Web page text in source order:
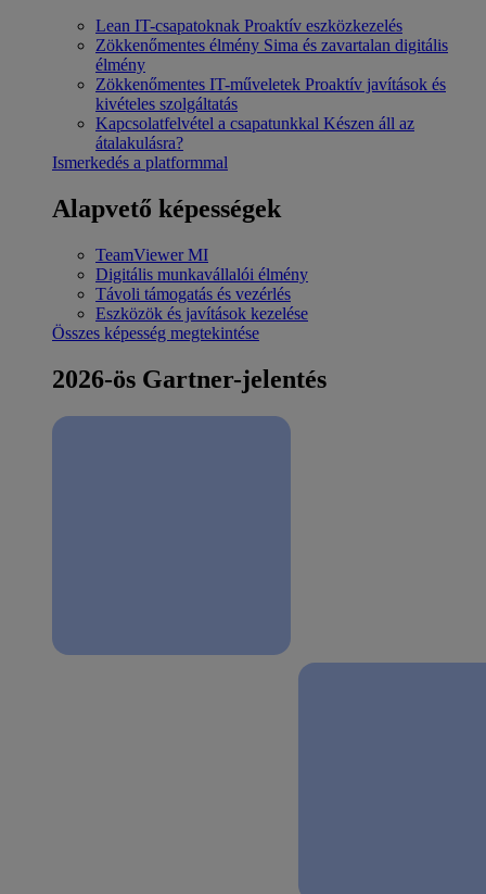
Lean IT-csapatoknak Proaktív eszközkezelés
Zökkenőmentes élmény Sima és zavartalan digitális
élmény
Zökkenőmentes IT-műveletek Proaktív javítások és
kivételes szolgáltatás
Kapcsolatfelvétel a csapatunkkal Készen áll az
átalakulásra?
Ismerkedés a platformmal
Alapvető képességek
TeamViewer MI
Digitális munkavállalói élmény
Távoli támogatás és vezérlés
Eszközök és javítások kezelése
Összes képesség megtekintése
2026-ös Gartner-jelentés